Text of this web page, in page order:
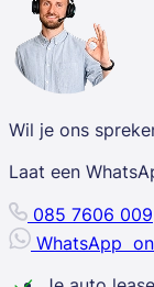
Wil je ons
Laat een
085 7606 009
WhatsApp